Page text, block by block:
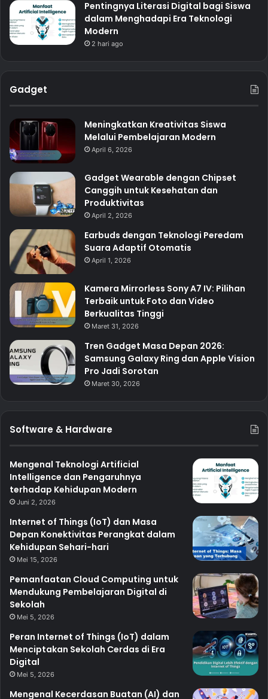
Pentingnya Literasi Digital bagi Siswa
dalam Menghadapi Era Teknologi
Modern
2 hari ago
Gadget
Meningkatkan Kreativitas Siswa
Melalui Pembelajaran Modern
April 6, 2026
Gadget Wearable dengan Chipset
Canggih untuk Kesehatan dan
Produktivitas
April 2, 2026
Earbuds dengan Teknologi Peredam
Suara Adaptif Otomatis
April 1, 2026
Kamera Mirrorless Sony A7 IV: Pilihan
Terbaik untuk Foto dan Video
Berkualitas Tinggi
Maret 31, 2026
Tren Gadget Masa Depan 2026:
Samsung Galaxy Ring dan Apple Vision
Pro Jadi Sorotan
Maret 30, 2026
Software & Hardware
Mengenal Teknologi Artificial
Intelligence dan Pengaruhnya
terhadap Kehidupan Modern
Juni 2, 2026
Internet of Things (IoT) dan Masa
Depan Konektivitas Perangkat dalam
Kehidupan Sehari-hari
Mei 15, 2026
Pemanfaatan Cloud Computing untuk
Mendukung Pembelajaran Digital di
Sekolah
Mei 5, 2026
Peran Internet of Things (IoT) dalam
Menciptakan Sekolah Cerdas di Era
Digital
Mei 5, 2026
Mengenal Kecerdasan Buatan (AI) dan